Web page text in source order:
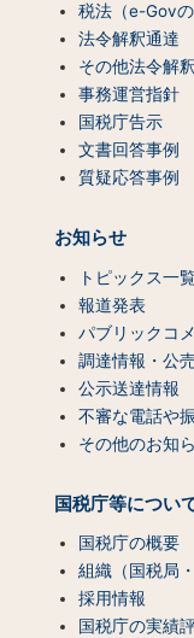
税法（e-Gov
法令解釈通達
その他法令解
事務運営指針
国税庁告示
文書回答事例
質疑応答事例
お知らせ
トピックス一
報道発表
パブリックコ
調達情報・公
公示送達情報
不審な電話や
その他のお知
国税庁等につい
国税庁の概要
組織（国税局
採用情報
国税庁の実績